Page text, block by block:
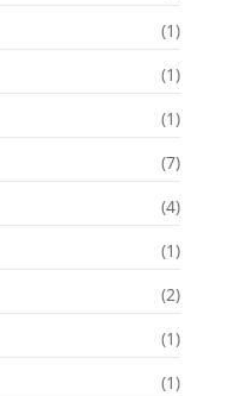
(1)
(1)
(1)
(7)
(4)
(1)
(2)
(1)
(1)